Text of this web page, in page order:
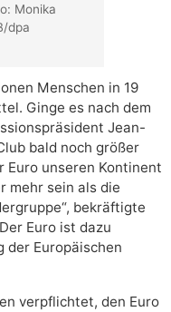
Monika
dpa
Menschen in 19
Ginge es nach dem
Jean-
bald noch größer
Euro unseren Kontinent
mehr sein als die
bekräftigte
Euro ist dazu
der Europäischen
verpflichtet, den Euro